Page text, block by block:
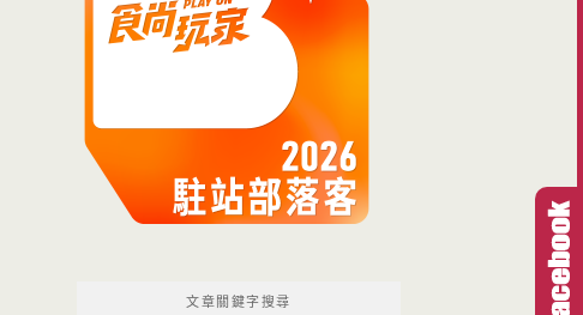
文章關鍵字搜尋